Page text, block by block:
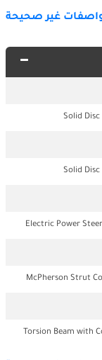
غير صحيحة
Solid Disc
Solid Disc
Electric Power
McPherson Strut
Torsion Beam with